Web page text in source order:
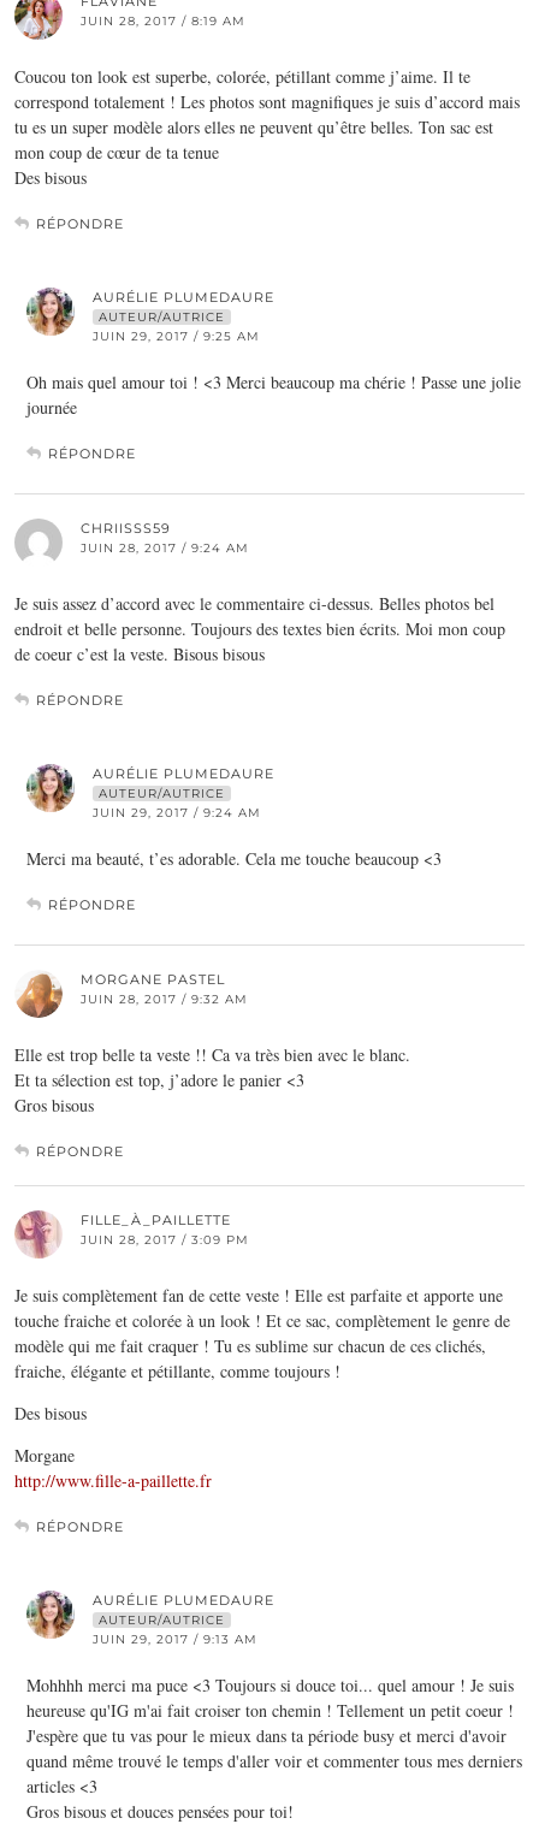
JUIN 28, 2017 / 8:19 AM
Coucou ton look est superbe, colorée, pétillant comme j’aime. Il te
correspond totalement ! Les photos sont magnifiques je suis d’accord mais
tu es un super modèle alors elles ne peuvent qu’être belles. Ton sac est
mon coup de cœur de ta tenue
Des bisous
RÉPONDRE
AURÉLIE PLUMEDAURE
AUTEUR/AUTRICE
JUIN 29, 2017 / 9:25 AM
Oh mais quel amour toi ! <3 Merci beaucoup ma chérie ! Passe une jolie
journée
RÉPONDRE
CHRIISSS59
JUIN 28, 2017 / 9:24 AM
Je suis assez d’accord avec le commentaire ci-dessus. Belles photos bel
endroit et belle personne. Toujours des textes bien écrits. Moi mon coup
de coeur c’est la veste. Bisous bisous
RÉPONDRE
AURÉLIE PLUMEDAURE
AUTEUR/AUTRICE
JUIN 29, 2017 / 9:24 AM
Merci ma beauté, t’es adorable. Cela me touche beaucoup <3
RÉPONDRE
MORGANE PASTEL
JUIN 28, 2017 / 9:32 AM
Elle est trop belle ta veste !! Ca va très bien avec le blanc.
Et ta sélection est top, j’adore le panier <3
Gros bisous
RÉPONDRE
FILLE_À_PAILLETTE
JUIN 28, 2017 / 3:09 PM
Je suis complètement fan de cette veste ! Elle est parfaite et apporte une
touche fraiche et colorée à un look ! Et ce sac, complètement le genre de
modèle qui me fait craquer ! Tu es sublime sur chacun de ces clichés,
fraiche, élégante et pétillante, comme toujours !
Des bisous
Morgane
http://www.fille-a-paillette.fr
RÉPONDRE
AURÉLIE PLUMEDAURE
AUTEUR/AUTRICE
JUIN 29, 2017 / 9:13 AM
Mohhhh merci ma puce <3 Toujours si douce toi... quel amour ! Je suis
heureuse qu'IG m'ai fait croiser ton chemin ! Tellement un petit coeur !
J'espère que tu vas pour le mieux dans ta période busy et merci d'avoir
quand même trouvé le temps d'aller voir et commenter tous mes derniers
articles <3
Gros bisous et douces pensées pour toi!